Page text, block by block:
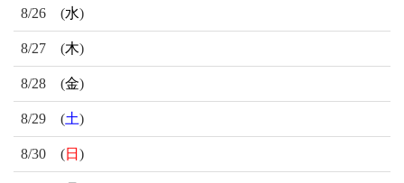
8/26 (水)
8/27 (木)
8/28 (金)
8/29 (土)
8/30 (日 )